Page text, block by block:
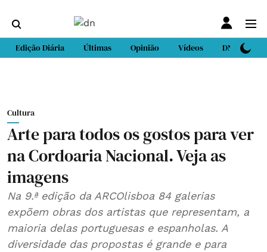
Edição Diária Últimas Opinião Vídeos DN Sport
Cultura
Arte para todos os gostos para ver
na Cordoaria Nacional. Veja as
imagens
Na 9.ª edição da ARCOlisboa 84 galerias
expõem obras dos artistas que representam, a
maioria delas portuguesas e espanholas. A
diversidade das propostas é grande e para